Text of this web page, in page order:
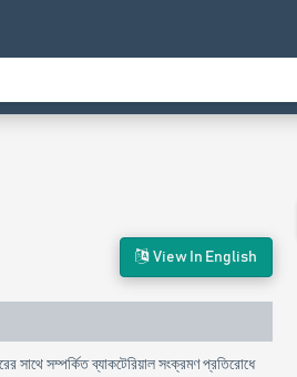
View In English
সাথে সম্পর্কিত ব্যাকটেরিয়াল সংক্রমণ প্রতিরোধে